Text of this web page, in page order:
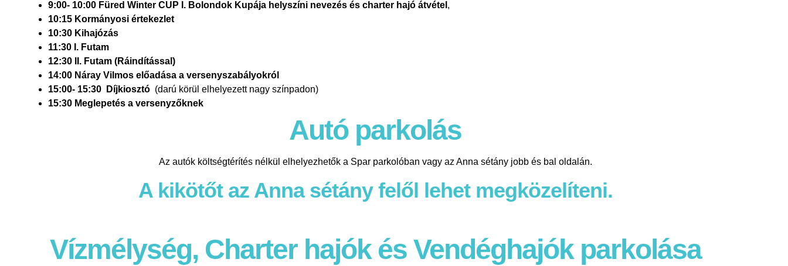
9:00- 10:00 Füred Winter CUP I. Bolondok Kupája helyszíni nevezés és charter hajó átvétel ,
10:15 Kormányosi értekezlet
10:30 Kihajózás
11:30 I. Futam
12:30 II. Futam (Ráindítással)
14:00 Náray Vilmos előadása a versenyszabályokról
15:00- 15:30 Díjkiosztó (darú körül elhelyezett nagy színpadon)
15:30 Meglepetés a versenyzőknek
Autó parkolás
Az autók költségtérítés nélkül elhelyezhetők a Spar parkolóban vagy az Anna sétány jobb és bal oldalán.
A kikötőt az Anna sétány felől lehet megközelíteni.
Vízmélység, Charter hajók és Vendéghajók parkolása